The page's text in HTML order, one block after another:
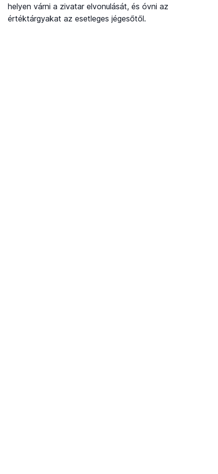
helyen várni a zivatar elvonulását, és óvni az
értéktárgyakat az esetleges jégesőtől.